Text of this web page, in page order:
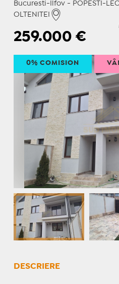
Bucuresti-Ilfov - POPESTI-
OLTENITEI
259.000 €
0% COMISION
DESCRIERE